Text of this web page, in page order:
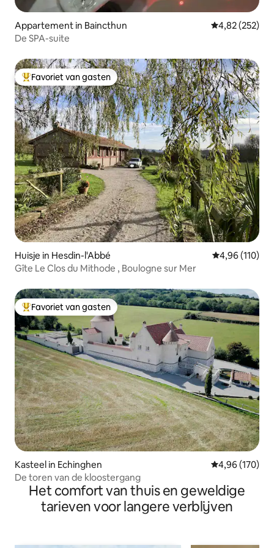
Appartement in Baincthun Gemiddelde
4,82 (252)
De SPA-suite
Topfavoriet van gasten
Favoriet van gasten
Huisje in Hesdin-l'Abbé Gemiddelde
4,96 (110)
Gîte Le Clos du Mithode , Boulogne sur Mer
Topfavoriet van gasten
Favoriet van gasten
Kasteel in Echinghen Gemiddelde
4,96 (170)
De toren van de kloostergang
Het comfort van thuis en geweldige
tarieven voor langere verblijven